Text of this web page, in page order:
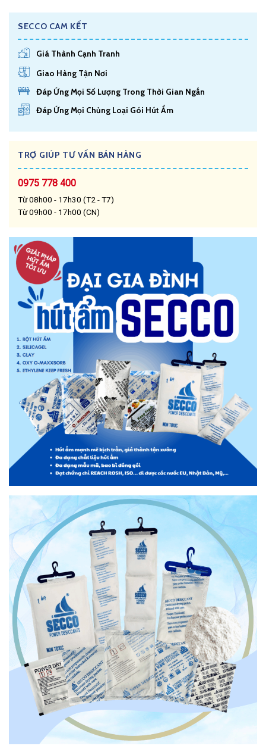
SECCO CAM KẾT
Giá Thành Cạnh Tranh
Giao Hàng Tận Nơi
Đáp Ứng Mọi Số Lượng Trong Thời Gian Ngắn
Đáp Ứng Mọi Chủng Loại Gói Hút Ẩm
TRỢ GIÚP TƯ VẤN BÁN HÀNG
0975 778 400
Từ 08h00 - 17h30 (T2 - T7)
Từ 09h00 - 17h00 (CN)